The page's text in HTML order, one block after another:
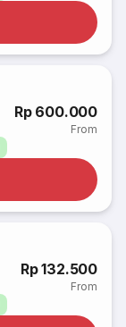
Rp 600.000
From
Rp 132.500
From